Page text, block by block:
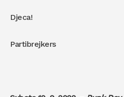
Djeca!
Partibrejkers